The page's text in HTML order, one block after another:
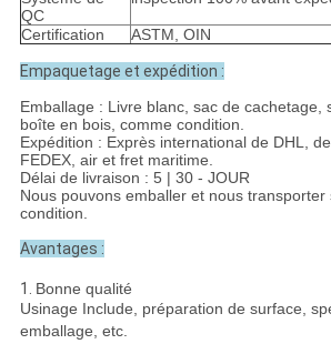
QC
Certification ASTM, OIN
Empaquetage et expédition :
Emballage : Livre blanc, sac de cachetage,
boîte en bois, comme condition.
Expédition : Exprès international de DHL,
FEDEX, air et fret maritime.
Délai de livraison : 5 | 30 - JOUR
Nous pouvons emballer et nous transporter
condition.
Avantages :
1. Bonne qualité
Usinage Include, préparation de surface,
emballage, etc.